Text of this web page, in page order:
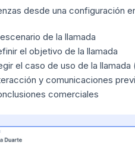
desde una configuración
de la llamada
el objetivo de la llamada
el caso de uso de la
y comunicaciones
comerciales